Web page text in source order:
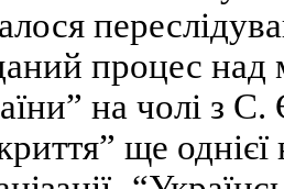
процес
на чолі з
ще